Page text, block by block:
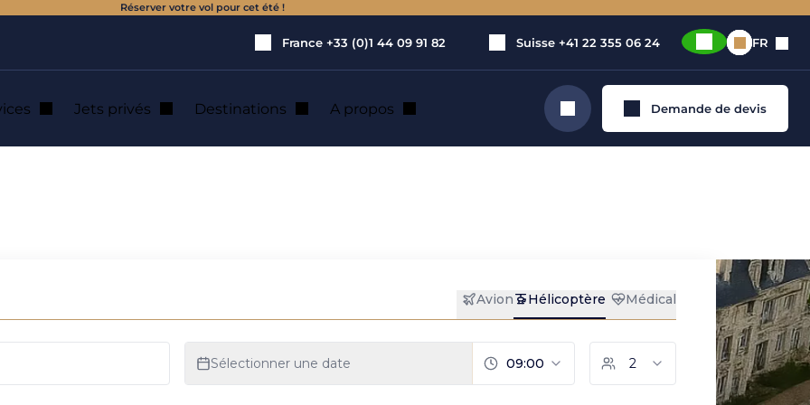
Réserver votre vol pour cet été !
France +33 (0)1 44 09 91 82 Suisse +41 22 355 06 24 FR
Jets privés Destinations A propos Rechercher Demande de devis